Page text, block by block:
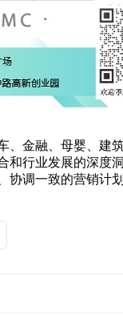
金融、母婴、建
行业发展的深度
调一致的营销计划